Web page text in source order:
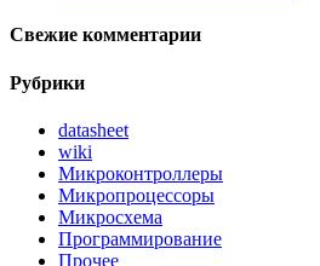
Свежие комментарии
Рубрики
datasheet
wiki
Микроконтроллеры
Микропроцессоры
Микросхема
Программирование
Прочее